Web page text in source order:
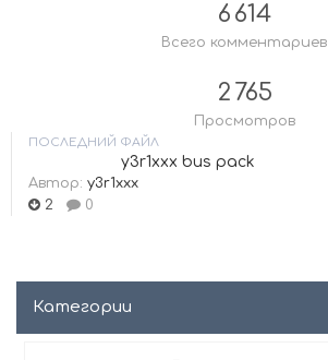
6 614
Всего комментариев
2 765
Просмотров
ПОСЛЕДНИЙ ФАЙЛ
y3r1xxx bus pack
Автор: y3r1xxx
2
0
Категории